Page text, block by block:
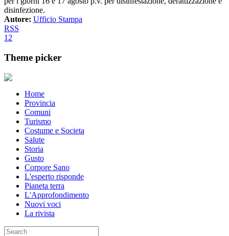
disinfezione.
Autore: Ufficio Stampa
RSS
12
Theme picker
Home
Provincia
Comuni
Turismo
Costume e Societa
Salute
Storia
Gusto
Corpore Sano
L'esperto risponde
Pianeta terra
L'Approfondimento
Nuovi voci
La rivista